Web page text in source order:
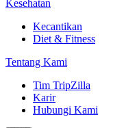
Kesehatan
Kecantikan
Diet & Fitness
Tentang Kami
Tim TripZilla
Karir
Hubungi Kami